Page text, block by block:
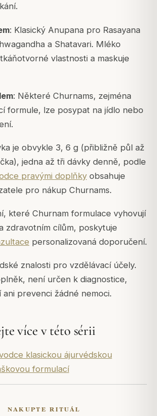
: Klasický Anupana pro Rasayana
a Shatavari. Mléko
vlastnosti a maskuje
: Některé Churnams, zejména
formule, lze posypat na jídlo nebo
je obvykle 3, 6 g (přibližně půl až
jedna až tři dávky denně, podle
pravými doplňky obsahuje
pro nákup Churnams.
které Churnam formulace vyhovují
zdravotním cílům, poskytuje
personalizovaná doporučení.
znalosti pro vzdělávací účely.
není určen k diagnostice,
prevenci žádné nemoci.
více v této sérii
klasickou ájurvédskou
formulací
NAKUPTE RITUÁL